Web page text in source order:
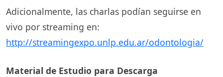
Adicionalmente, las charlas podían seguirse en
vivo por streaming en:
http://streamingexpo.unlp.edu.ar/odontologia/
Material de Estudio para Descarga